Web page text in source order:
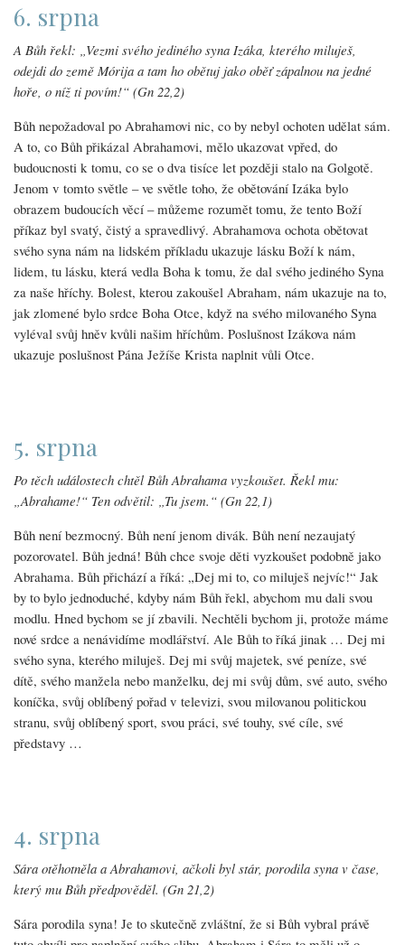
6. srpna
A Bůh řekl: „Vezmi svého jediného syna Izáka, kterého miluješ,
odejdi do země Mórija a tam ho obětuj jako oběť zápalnou na jedné
hoře, o níž ti povím!“ (Gn 22,2)
Bůh nepožadoval po Abrahamovi nic, co by nebyl ochoten udělat sám.
A to, co Bůh přikázal Abrahamovi, mělo ukazovat vpřed, do
budoucnosti k tomu, co se o dva tisíce let později stalo na Golgotě.
Jenom v tomto světle – ve světle toho, že obětování Izáka bylo
obrazem budoucích věcí – můžeme rozumět tomu, že tento Boží
příkaz byl svatý, čistý a spravedlivý. Abrahamova ochota obětovat
svého syna nám na lidském příkladu ukazuje lásku Boží k nám,
lidem, tu lásku, která vedla Boha k tomu, že dal svého jediného Syna
za naše hříchy. Bolest, kterou zakoušel Abraham, nám ukazuje na to,
jak zlomené bylo srdce Boha Otce, když na svého milovaného Syna
vyléval svůj hněv kvůli našim hříchům. Poslušnost Izákova nám
ukazuje poslušnost Pána Ježíše Krista naplnit vůli Otce.
5. srpna
Po těch událostech chtěl Bůh Abrahama vyzkoušet. Řekl mu:
„Abrahame!“ Ten odvětil: „Tu jsem.“ (Gn 22,1)
Bůh není bezmocný. Bůh není jenom divák. Bůh není nezaujatý
pozorovatel. Bůh jedná! Bůh chce svoje děti vyzkoušet podobně jako
Abrahama. Bůh přichází a říká: „Dej mi to, co miluješ nejvíc!“ Jak
by to bylo jednoduché, kdyby nám Bůh řekl, abychom mu dali svou
modlu. Hned bychom se jí zbavili. Nechtěli bychom ji, protože máme
nové srdce a nenávidíme modlářství. Ale Bůh to říká jinak … Dej mi
svého syna, kterého miluješ. Dej mi svůj majetek, své peníze, své
dítě, svého manžela nebo manželku, dej mi svůj dům, své auto, svého
koníčka, svůj oblíbený pořad v televizi, svou milovanou politickou
stranu, svůj oblíbený sport, svou práci, své touhy, své cíle, své
představy …
4. srpna
Sára otěhotněla a Abrahamovi, ačkoli byl stár, porodila syna v čase,
který mu Bůh předpověděl. (Gn 21,2)
Sára porodila syna! Je to skutečně zvláštní, že si Bůh vybral právě